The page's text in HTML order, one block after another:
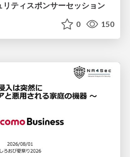
ティスポンサーセッション
0 150